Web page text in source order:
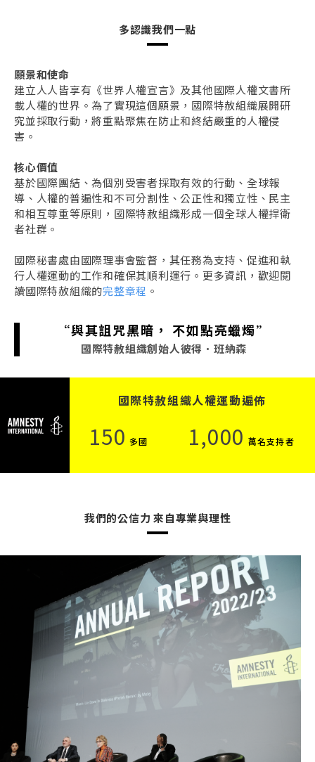
多認識我們一點
願景和使命
建立人人皆享有《世界人權宣言》及其他國際人權文書所
載人權的世界。為了實現這個願景，國際特赦組織展開研
究並採取行動，將重點聚焦在防止和終結嚴重的人權侵
害。
核心價值
基於國際團結、為個別受害者採取有效的行動、全球報
導、人權的普遍性和不可分割性、公正性和獨立性、民主
和相互尊重等原則，國際特赦組織形成一個全球人權捍衛
者社群。
國際秘書處由國際理事會監督，其任務為支持、促進和執
行人權運動的工作和確保其順利運行。更多資訊，歡迎閱
讀國際特赦組織的完整章程 。
“與其詛咒黑暗， 不如點亮蠟燭”
國際特赦組織創始人彼得．班納森
國際特赦組織人權運動遍佈
150 多國 1,000 萬名支持者
我們的公信力 來自專業與理性